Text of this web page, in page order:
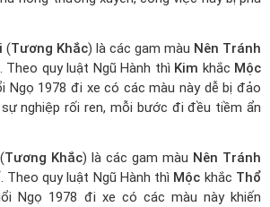
(Tương Khắc) là các gam màu Nên Tránh
. Theo quy luật Ngũ Hành thì Kim khắc Mộc
Ngọ 1978 đi xe có các màu này dễ bị đảo
nghiệp rối ren, mỗi bước đi đều tiềm ẩn
(Tương Khắc) là các gam màu Nên Tránh
. Theo quy luật Ngũ Hành thì Mộc khắc Thổ
Ngọ 1978 đi xe có các màu này khiến